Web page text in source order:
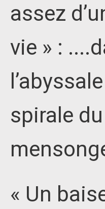
assez
vie » :
l’abyssale
spirale du
« Un